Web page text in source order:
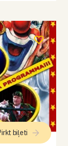
biļeti